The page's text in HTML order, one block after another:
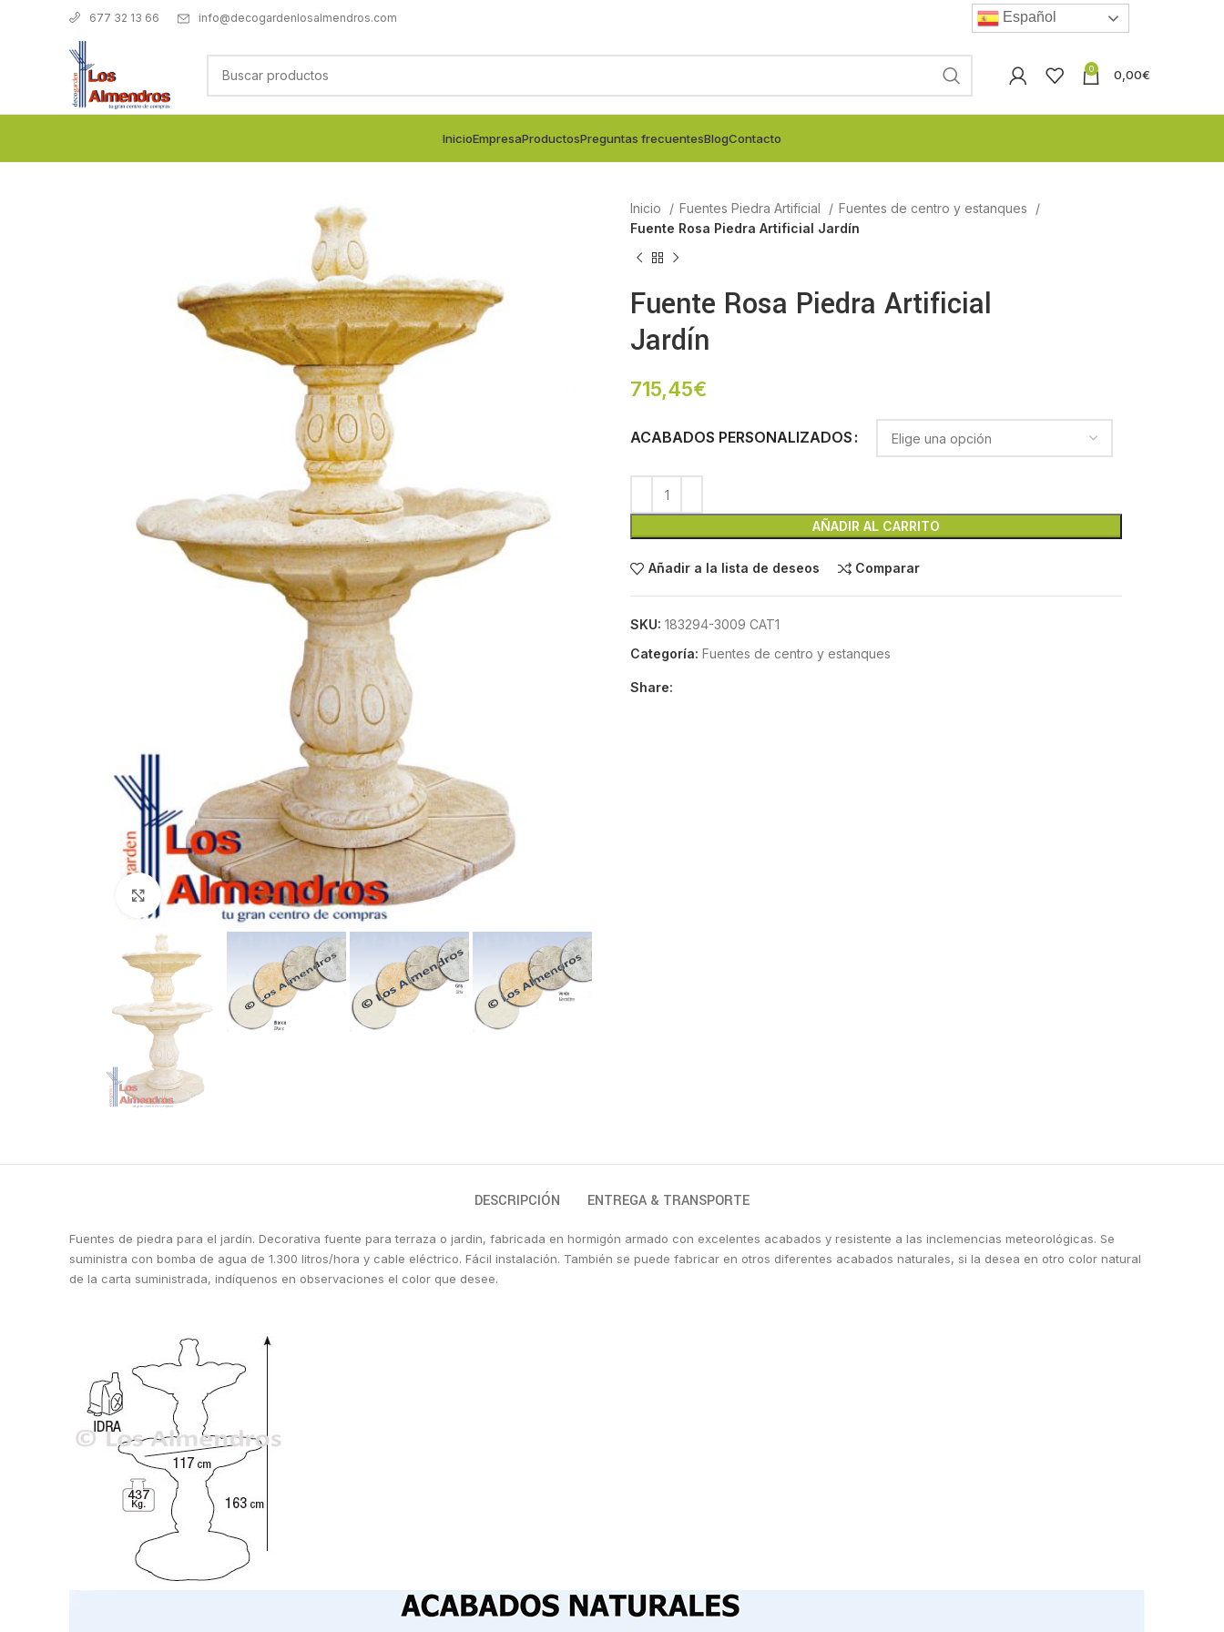
677 32 13 66 info@decogardenlosalmendros.com Español
0 0,00€
InicioEmpresaProductosPreguntas frecuentesBlogContacto
Clic para ampliar
Inicio Fuentes Piedra Artificial
Fuentes de centro y estanques
Fuente Rosa Piedra Artificial Jardín
Fuente Rosa Piedra Artificial
Jardín
715,45€
ACABADOS PERSONALIZADOS
AÑADIR AL CARRITO
Añadir a la lista de deseos Comparar
SKU: 183294-3009 CAT1
Categoría: Fuentes de centro y estanques
Share:
DESCRIPCIÓN ENTREGA & TRANSPORTE
Fuentes de piedra para el jardín. Decorativa fuente para terraza o jardin, fabricada en hormigón armado con excelentes acabados y resistente a las inclemencias meteorológicas. Se
suministra con bomba de agua de 1.300 litros/hora y cable eléctrico. Fácil instalación. También se puede fabricar en otros diferentes acabados naturales, si la desea en otro color natural
de la carta suministrada, indíquenos en observaciones el color que desee.